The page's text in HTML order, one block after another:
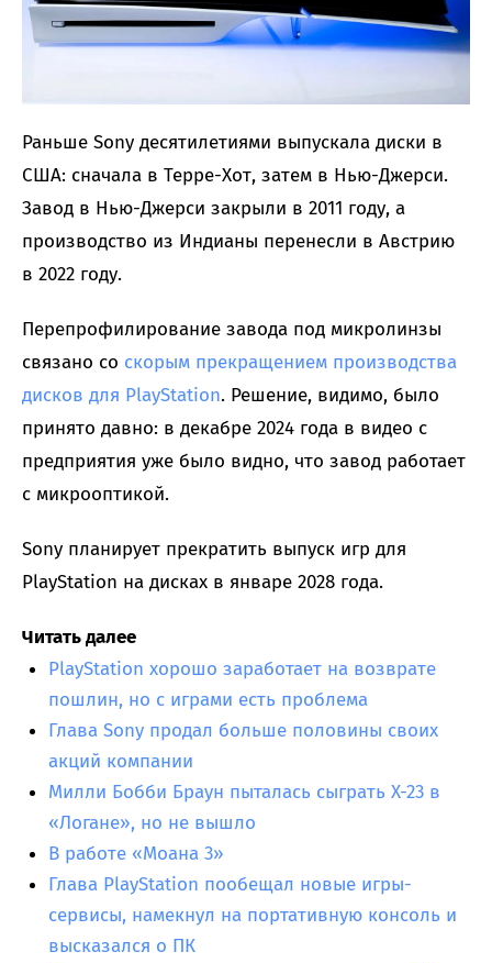
Раньше Sony десятилетиями выпускала диски в
США: сначала в Терре-Хот, затем в Нью-Джерси.
Завод в Нью-Джерси закрыли в 2011 году, а
производство из Индианы перенесли в Австрию
в 2022 году.
Перепрофилирование завода под микролинзы
связано со скорым прекращением производства
дисков для PlayStation. Решение, видимо, было
принято давно: в декабре 2024 года в видео с
предприятия уже было видно, что завод работает
с микрооптикой.
Sony планирует прекратить выпуск игр для
PlayStation на дисках в январе 2028 года.
Читать далее
PlayStation хорошо заработает на возврате
пошлин, но с играми есть проблема
Глава Sony продал больше половины своих
акций компании
Милли Бобби Браун пыталась сыграть X-23 в
«Логане», но не вышло
В работе «Моана 3»
Глава PlayStation пообещал новые игры-
сервисы, намекнул на портативную консоль и
высказался о ПК